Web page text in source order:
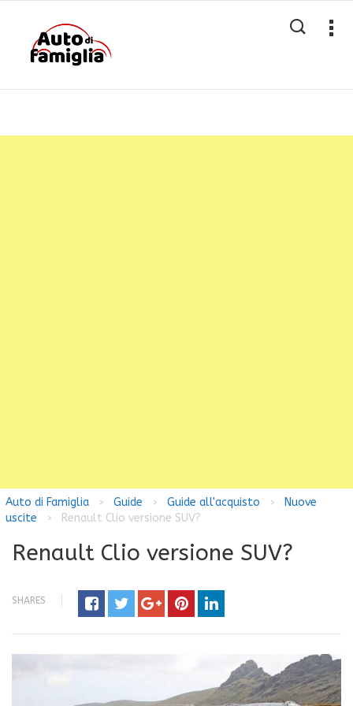
Auto di Famiglia > Guide > Guide all'acquisto >
Nuove
uscite
> Renault Clio versione SUV?
Renault Clio versione SUV?
SHARES